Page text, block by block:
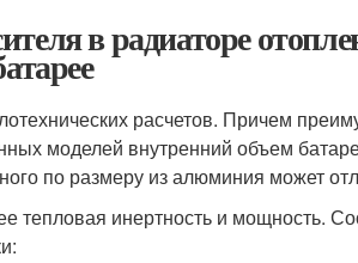
в радиаторе
расчетов. Причем
моделей внутренний объем
по размеру из алюминия может
инертность и мощность.